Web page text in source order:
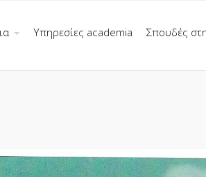
Υπηρεσίες academia Σπουδές